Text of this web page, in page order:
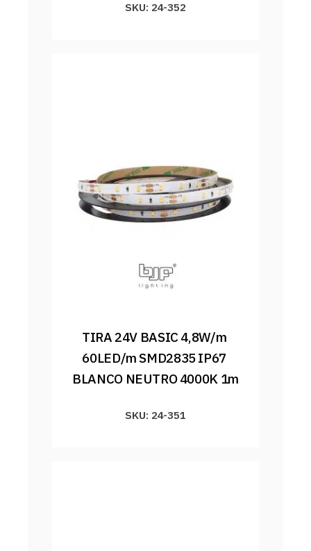
SKU: 24-352
TIRA 24V BASIC 4,8W/m
60LED/m SMD2835 IP67
BLANCO NEUTRO 4000K 1m
SKU: 24-351